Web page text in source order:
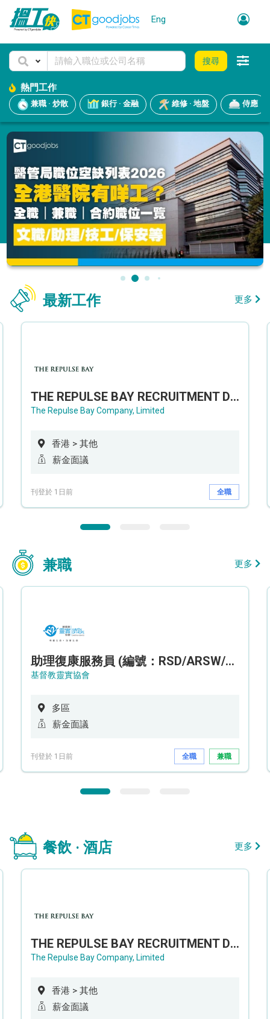
Eng
搜尋
熱門工作
兼職 · 炒散 銀行 · 金融 維修 · 地盤 侍應
最新工作 更多
THE REPULSE BAY RECRUITMENT DAY 淺水灣影灣園人才招聘會
The Repulse Bay Company, Limited
香港 > 其他
薪金面議
刊登於 1日前 全職
兼職 更多
助理復康服務員 (編號：RSD/ARSW/CTE)
基督教靈實協會
多區
薪金面議
刊登於 1日前 全職 兼職
餐飲 · 酒店 更多
THE REPULSE BAY RECRUITMENT DAY 淺水灣影灣園人才招聘會
The Repulse Bay Company, Limited
香港 > 其他
薪金面議